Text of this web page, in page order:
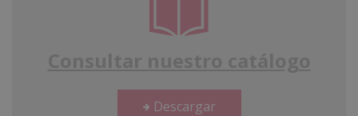
Descargar